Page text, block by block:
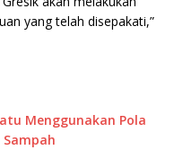
yang telah disepakati,”
Menggunakan Pola
Sampah